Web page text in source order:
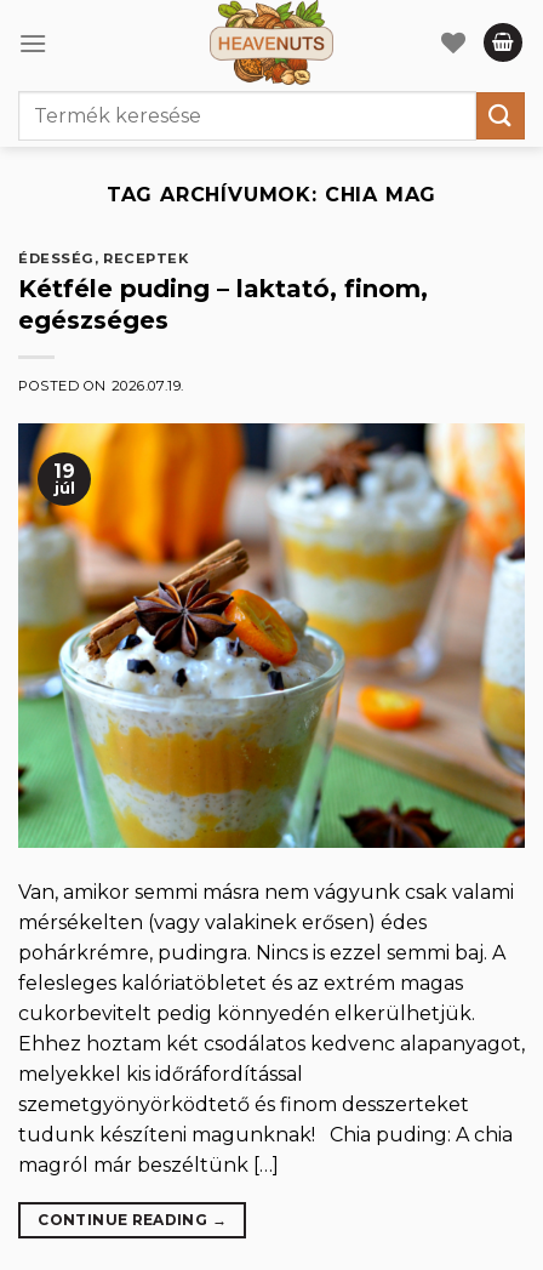
Keresés
TAG ARCHÍVUMOK: CHIA MAG
ÉDESSÉG , RECEPTEK
Kétféle puding – laktató, finom,
egészséges
POSTED ON 2026.07.19.
19
júl
Van, amikor semmi másra nem vágyunk csak valami
mérsékelten (vagy valakinek erősen) édes
pohárkrémre, pudingra. Nincs is ezzel semmi baj. A
felesleges kalóriatöbletet és az extrém magas
cukorbevitelt pedig könnyedén elkerülhetjük.
Ehhez hoztam két csodálatos kedvenc alapanyagot,
melyekkel kis időráfordítással
szemetgyönyörködtető és finom desszerteket
tudunk készíteni magunknak! Chia puding: A chia
magról már beszéltünk […]
CONTINUE READING →